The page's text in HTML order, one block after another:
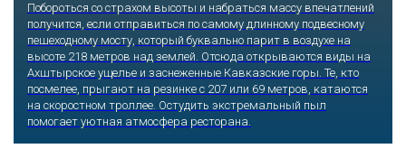
Побороться со страхом высоты и набраться массу впечатлений
получится, если отправиться по самому длинному подвесному
пешеходному мосту, который буквально парит в воздухе на
высоте 218 метров над землей. Отсюда открываются виды на
Ахштырское ущелье и заснеженные Кавказские горы. Те, кто
посмелее, прыгают на резинке с 207 или 69 метров, катаются
на скоростном троллее. Остудить экстремальный пыл
помогает уютная атмосфера ресторана.